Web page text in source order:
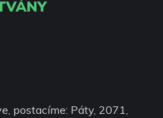
postacíme: Páty, 2071,